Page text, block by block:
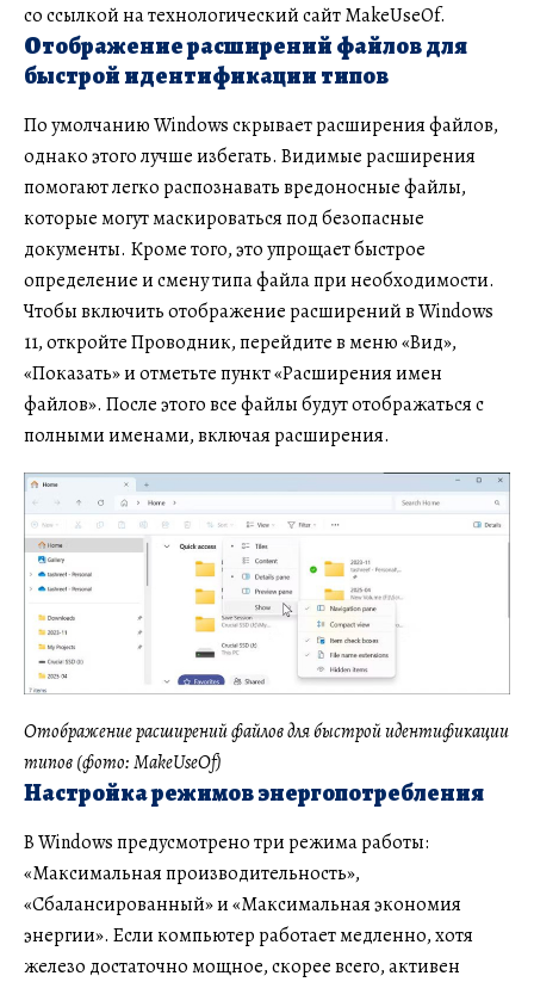
со ссылкой на технологический сайт MakeUseOf.
Отображение расширений файлов для
быстрой идентификации типов
По умолчанию Windows скрывает расширения файлов,
однако этого лучше избегать. Видимые расширения
помогают легко распознавать вредоносные файлы,
которые могут маскироваться под безопасные
документы. Кроме того, это упрощает быстрое
определение и смену типа файла при необходимости.
Чтобы включить отображение расширений в Windows
11, откройте Проводник, перейдите в меню «Вид»,
«Показать» и отметьте пункт «Расширения имен
файлов». После этого все файлы будут отображаться с
полными именами, включая расширения.
Отображение расширений файлов для быстрой идентификации
типов (фото: MakeUseOf)
Настройка режимов энергопотребления
В Windows предусмотрено три режима работы:
«Максимальная производительность»,
«Сбалансированный» и «Максимальная экономия
энергии». Если компьютер работает медленно, хотя
железо достаточно мощное, скорее всего, активен